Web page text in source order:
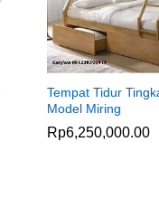
Tempat Tidur
Model Miring
Rp6,250,000.00